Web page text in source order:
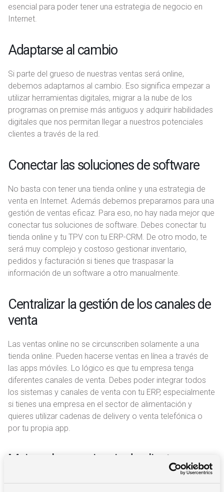
esencial para poder tener una estrategia de negocio en
Internet.
Adaptarse al cambio
Si parte del grueso de nuestras ventas será online,
debemos adaptarnos al cambio. Eso significa empezar a
utilizar herramientas digitales, migrar a la nube de los
programas on premise más antiguos y adquirir habilidades
digitales que nos permitan llegar a nuestros potenciales
clientes a través de la red.
Conectar las soluciones de software
No basta con tener una tienda online y una estrategia de
venta en Internet. Además debemos prepararnos para una
gestión de ventas eficaz. Para eso, no hay nada mejor que
conectar tus soluciones de software. Debes conectar tu
tienda online y tu TPV con tu ERP-CRM. De otro modo, te
será muy complejo y costoso gestionar inventario,
pedidos y facturación si tienes que traspasar la
información de un software a otro manualmente.
Centralizar la gestión de los canales de
venta
Las ventas online no se circunscriben solamente a una
tienda online. Pueden hacerse ventas en línea a través de
las apps móviles. Lo lógico es que tu empresa tenga
diferentes canales de venta. Debes poder integrar todos
los sistemas y canales de venta con tu ERP, especialmente
si tienes una empresa en el sector de alimentación y
quieres utilizar cadenas de delivery o venta telefónica o
por tu propia app.
Mejorar la experiencia de cliente
Vender por Internet es un proceso de optimización